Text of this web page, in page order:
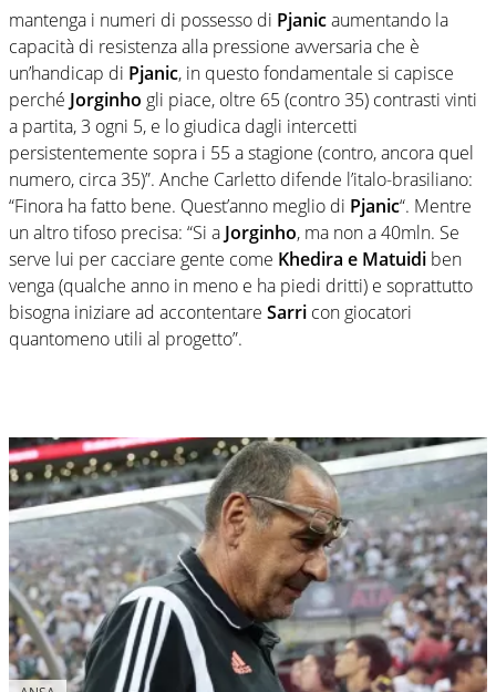
mantenga i numeri di possesso di Pjanicaumentando la
capacità di resistenza alla pressione avversaria che è
un’handicap di Pjanic, in questo fondamentale si capisce
perché Jorginho gli piace, oltre 65 (contro 35) contrasti vinti
a partita, 3 ogni 5, e lo giudica dagli intercetti
persistentemente sopra i 55 a stagione (contro, ancora quel
numero, circa 35)”. Anche Carletto difende l’italo-brasiliano:
“Finora ha fatto bene. Quest’anno meglio di Pjanic“. Mentre
un altro tifoso precisa: “Si a Jorginho, ma non a 40mln. Se
serve lui per cacciare gente come Khedira e Matuidi ben
venga (qualche anno in meno e ha piedi dritti) e soprattutto
bisogna iniziare ad accontentare Sarri con giocatori
quantomeno utili al progetto”.